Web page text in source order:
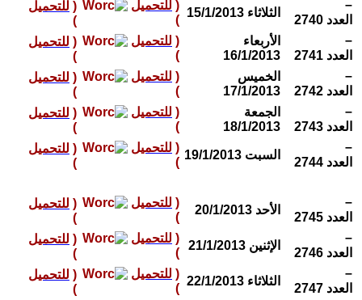
–
العدد 2740
الثلاثاء 15/1/2013
( للتحميل
)
( للتحميل
)
–
العدد 2741
الأربعاء
16/1/2013
( للتحميل
)
( للتحميل
)
–
العدد 2742
الخميس
17/1/2013
( للتحميل
)
( للتحميل
)
–
العدد 2743
الجمعة
18/1/2013
( للتحميل
)
( للتحميل
)
–
العدد 2744
السبت 19/1/2013
( للتحميل
)
( للتحميل
)
–
العدد 2745
الأحد 20/1/2013
( للتحميل
)
( للتحميل
)
–
العدد 2746
الإثنين 21/1/2013
( للتحميل
)
( للتحميل
)
–
العدد 2747
الثلاثاء 22/1/2013
( للتحميل
)
( للتحميل
)